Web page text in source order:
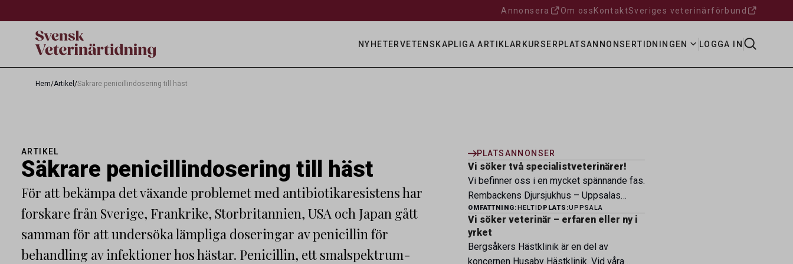
Annonsera Om oss KontaktSveriges veterinärförbund
NYHETERVETENSKAPLIGA ARTIKLAR KURSER PLATSANNONSERTIDNINGEN LOGGA IN
Hem/Artikel /Säkrare penicillindosering till häst
ARTIKEL
Säkrare penicillindosering till häst
För att bekämpa det växande problemet med antibiotikaresistens har
forskare från Sverige, Frankrike, Storbritannien, USA och Japan gått
samman för att undersöka lämpliga doseringar av penicillin för
behandling av infektioner hos hästar. Penicillin, ett smalspektrum-
PLATSANNONSER
Vi söker två specialistveterinärer!
Vi befinner oss i en mycket spännande fas.
Rembackens Djursjukhus – Uppsalas
ledande djursjukhus – expanderar nu sin
specialistverksamhet och söker
legitimerade veterinärer med
specialistkompetens som vill vara med
OMFATTNING:HELTID PLATS:UPPSALA
Vi söker veterinär – erfaren eller ny i
yrket
Bergsåkers Hästklinik är en del av
koncernen Husaby Hästklinik. Vid våra